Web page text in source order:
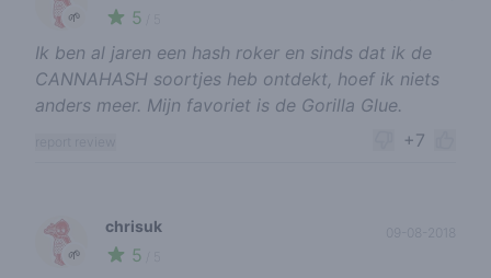
🌱 5
Ik ben al jaren een hash roker en sinds dat ik de
CANNAHASH soortjes heb ontdekt, hoef ik niets
anders meer. Mijn favoriet is de Gorilla Glue.
+7
🌱
chrisuk
5